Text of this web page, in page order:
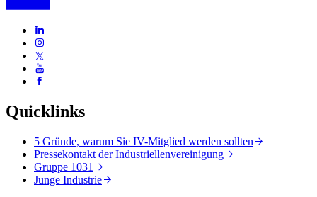
Quicklinks
5 Gründe, warum Sie IV-Mitglied werden sollten
Pressekontakt der Industriellenvereinigung
Gruppe 1031
Junge Industrie